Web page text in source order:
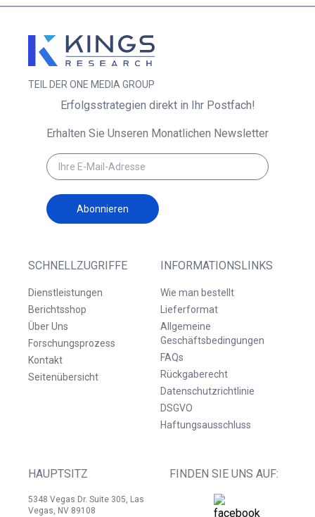
TEIL DER ONE MEDIA GROUP
SCHNELLZUGRIFFE
Dienstleistungen
Berichtsshop
Über Uns
Forschungsprozess
Kontakt
Seitenübersicht
INFORMATIONSLINKS
Wie man bestellt
Lieferformat
Allgemeine
Geschäftsbedingungen
FAQs
Rückgaberecht
Datenschutzrichtlinie
DSGVO
Haftungsausschluss
HAUPTSITZ
5348 Vegas Dr. Suite 305, Las
Vegas, NV 89108
FINDEN SIE UNS AUF:
Erfolgsstrategien direkt in Ihr Postfach!
Erhalten Sie Unseren Monatlichen Newsletter
Abonnieren